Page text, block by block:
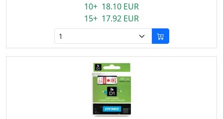
10+ 18.10 EUR
15+ 17.92 EUR